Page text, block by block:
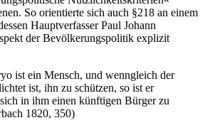
So orientierte sich auch §218 an einem
Hauptverfasser Paul Johann
der Bevölkerungspolitik explizit
ist ein Mensch, und wenngleich der
ist, ihn zu schützen, so ist er
in ihm einen künftigen Bürger zu
1820, 350)